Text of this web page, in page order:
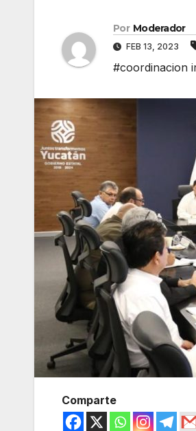
Por Moderador
FEB 13, 2023
#coordinacion
Comparte